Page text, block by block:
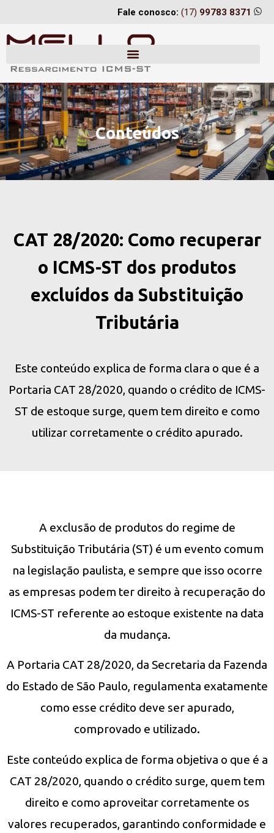
Fale conosco: (17) 99783 8371
Conteúdos
CAT 28/2020: Como recuperar
o ICMS-ST dos produtos
excluídos da Substituição
Tributária
Este conteúdo explica de forma clara o que é a
Portaria CAT 28/2020, quando o crédito de ICMS-
ST de estoque surge, quem tem direito e como
utilizar corretamente o crédito apurado.
A exclusão de produtos do regime de
Substituição Tributária (ST) é um evento comum
na legislação paulista, e sempre que isso ocorre
as empresas podem ter direito à recuperação do
ICMS-ST referente ao estoque existente na data
da mudança.
A Portaria CAT 28/2020, da Secretaria da Fazenda
do Estado de São Paulo, regulamenta exatamente
como esse crédito deve ser apurado,
comprovado e utilizado.
Este conteúdo explica de forma objetiva o que é a
CAT 28/2020, quando o crédito surge, quem tem
direito e como aproveitar corretamente os
valores recuperados, garantindo conformidade e